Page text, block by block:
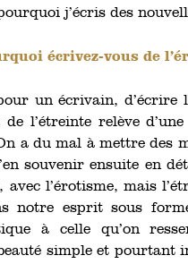
j’écris des
écrivez-vous de
un écrivain, d’écrire
l’étreinte relève
a du mal à mettre des
souvenir ensuite en
l’érotisme, mais
notre esprit sous
à celle qu’on
simple et pourtant